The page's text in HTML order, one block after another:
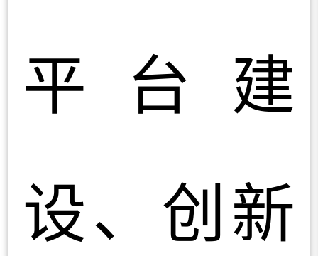
平台建
设、创新